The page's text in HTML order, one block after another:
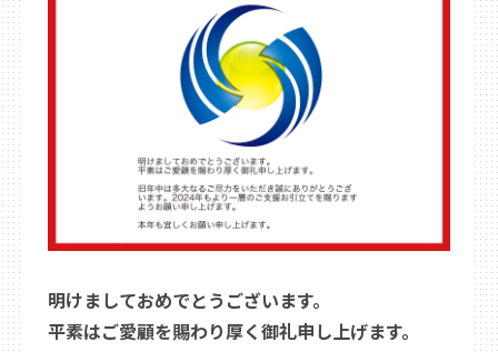
明けましておめでとうございます。
平素はご愛顧を賜わり厚く御礼申し上げます。